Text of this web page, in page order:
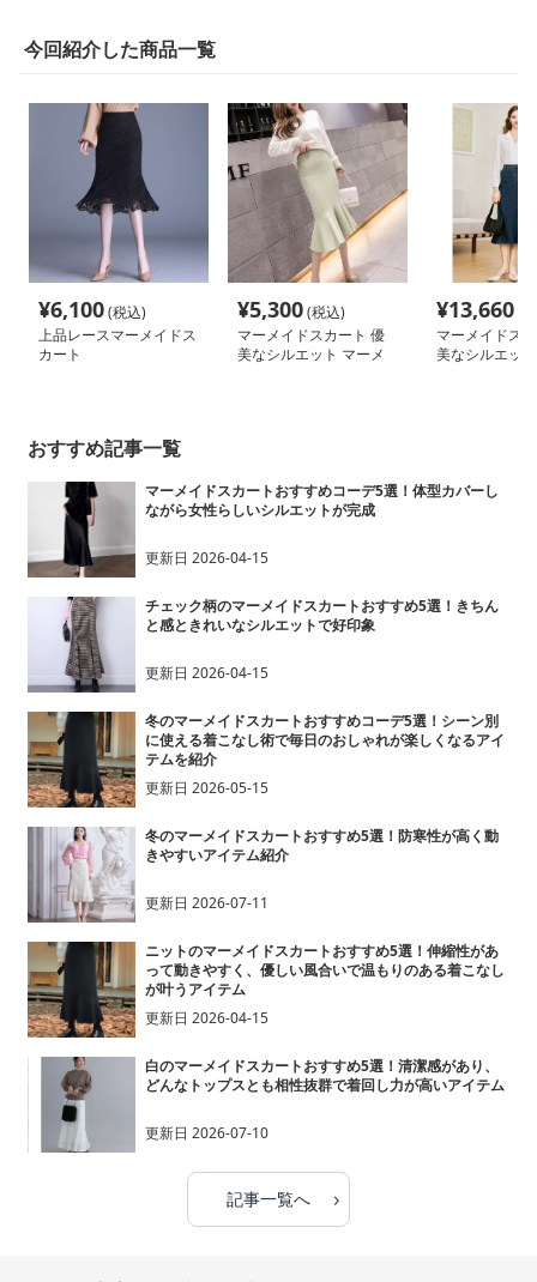
今回紹介した商品一覧
¥6,100(税込)
上品レースマーメイドス
カート
¥5,300(税込)
マーメイドスカート 優
美なシルエット マーメ
¥13,660
マーメイドス
美なシルエッ
おすすめ記事一覧
マーメイドスカートおすすめコーデ5選！体型カバーし
ながら女性らしいシルエットが完成
更新日 2026-04-15
チェック柄のマーメイドスカートおすすめ5選！きちん
と感ときれいなシルエットで好印象
更新日 2026-04-15
冬のマーメイドスカートおすすめコーデ5選！シーン別
に使える着こなし術で毎日のおしゃれが楽しくなるアイ
テムを紹介
更新日 2026-05-15
冬のマーメイドスカートおすすめ5選！防寒性が高く動
きやすいアイテム紹介
更新日 2026-07-11
ニットのマーメイドスカートおすすめ5選！伸縮性があ
って動きやすく、優しい風合いで温もりのある着こなし
が叶うアイテム
更新日 2026-04-15
白のマーメイドスカートおすすめ5選！清潔感があり、
どんなトップスとも相性抜群で着回し力が高いアイテム
更新日 2026-07-10
記事一覧へ ›